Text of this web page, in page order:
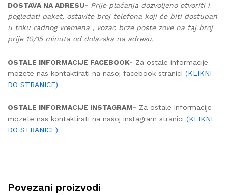
DOSTAVA NA ADRESU- Prije plaćanja dozvoljeno otvoriti i
pogledati paket, ostavite broj telefona koji će biti dostupan
u toku radnog vremena , vozac brze poste zove na taj broj
prije 10/15 minuta od dolazska na adresu.
OSTALE INFORMACIJE FACEBOOK- Za ostale informacije
mozete nas kontaktirati na nasoj facebook stranici (KLIKNI
DO STRANICE)
OSTALE INFORMACIJE INSTAGRAM- Za ostale informacije
mozete nas kontaktirati na nasoj instagram stranici (KLIKNI
DO STRANICE)
Povezani proizvodi